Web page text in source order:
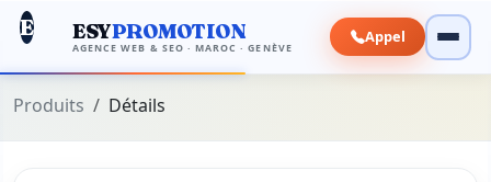
E ESYPROMOTION
AGENCE WEB & SEO · MAROC · GENÈVE
Appel
Produits Détails